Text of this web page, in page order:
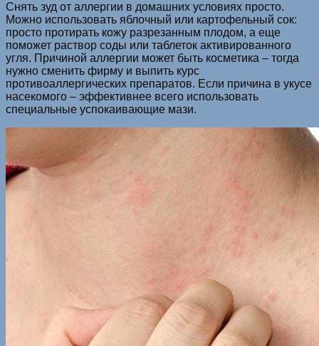
Снять зуд от аллергии в домашних условиях просто.
Можно использовать яблочный или картофельный сок:
просто протирать кожу разрезанным плодом, а еще
поможет раствор соды или таблеток активированного
угля. Причиной аллергии может быть косметика – тогда
нужно сменить фирму и выпить курс
противоаллергических препаратов. Если причина в укусе
насекомого – эффективнее всего использовать
специальные успокаивающие мази.